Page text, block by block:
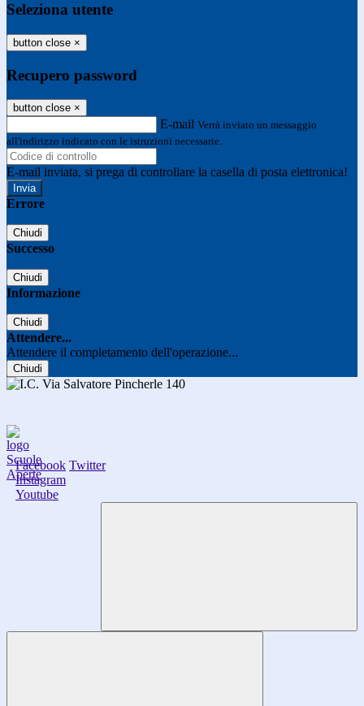
Seleziona utente
button close ×
Recupero password
button close ×
E-mail Verrà inviato un messaggio
all'indirizzo indicato con le istruzioni necessarie.
E-mail inviata, si prega di controllare la casella di posta elettronica!
Errore
Chiudi
Successo
Chiudi
Informazione
Chiudi
Attendere...
Attendere il completamento dell'operazione...
Chiudi
Facebook Twitter
Instagram
Youtube